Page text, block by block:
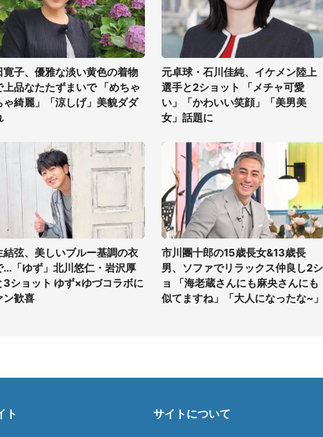
寛子、優雅な淡い黄色の着物
上品なたたずまいで 「めちゃ
ゃ綺麗」「涼しげ」美貌ダダ
元卓球・石川佳純、イケメン陸上
選手と2ショット 「メチャ可愛
い」「かわいい笑顔」「美男美
女」話題に
結弦、美しいブルー基調の衣
...「ゆず」北川悠仁・岩沢厚
3ショット ゆず×ゆづコラボに
ン歓喜
市川團十郎の15歳長女&13歳長
男、ソファでリラックス仲良し2シ
ョ 「海老蔵さんにも麻央さんにも
似てますね」「大人になったな~」
ト サイトについて